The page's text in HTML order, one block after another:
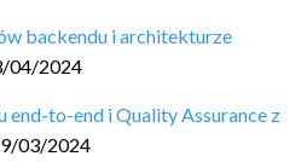
backendu i architekturze
04/2024
end-to-end i Quality Assurance z
03/2024